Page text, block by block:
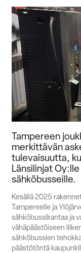
B2B-asiakastuki
Kuluttajat
Suomi
English
Tampereen
merkittävän
tulevaisuutta,
Länsilinjat
sähköbusseille.
Kesällä 2025
Tampereelle ja
sähköbussikantaa ja
vähäpäästöiseen
sähköbussien
päästötöntä